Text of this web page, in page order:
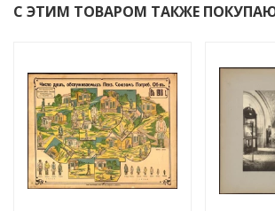
С ЭТИМ ТОВАРОМ ТАКЖЕ